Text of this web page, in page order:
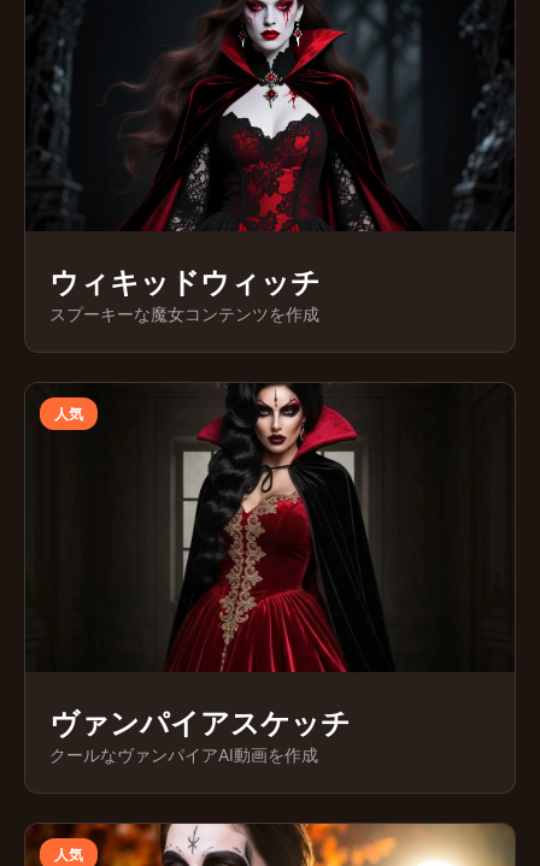
ウィキッドウィッチ
スプーキーな魔女コンテンツを作成
人気
ヴァンパイアスケッチ
クールなヴァンパイアAI動画を作成
人気